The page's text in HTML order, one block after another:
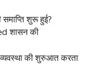
शुरू हुई?
शासन की
की शुरुआत करता